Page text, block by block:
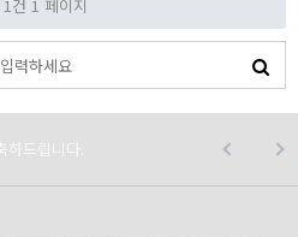
건 1 페이지
하드립니다.